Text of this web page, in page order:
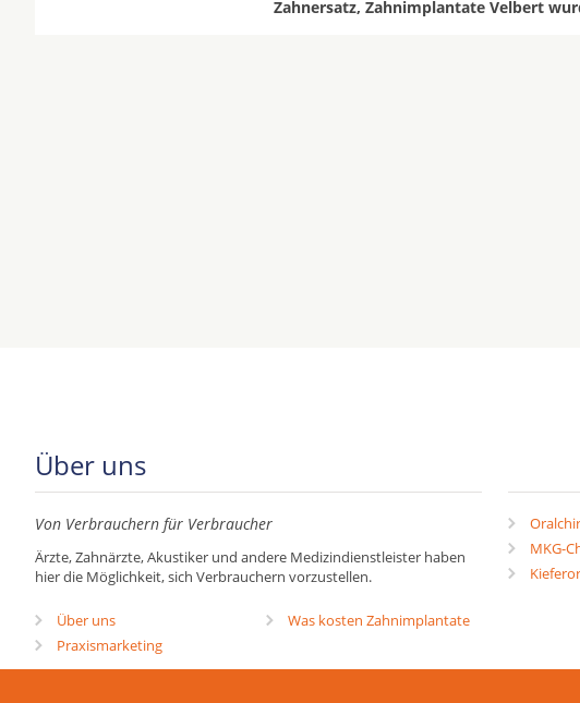
Zahnersatz, Zahnimplantate Velbert
Über uns
Von Verbrauchern für Verbraucher
Ärzte, Zahnärzte, Akustiker und andere Medizindienstleister haben
hier die Möglichkeit, sich Verbrauchern vorzustellen.
Über uns
Praxismarketing
Was kosten Zahnimplantate
MKG-